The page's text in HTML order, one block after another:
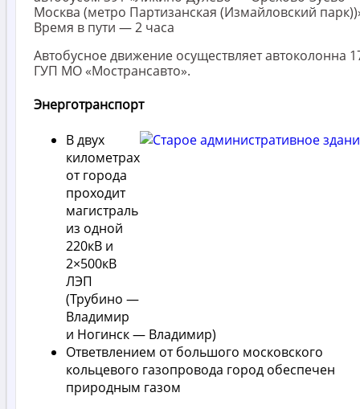
Москва (метро Партизанская (Измайловский
Время в пути — 2 часа
Автобусное движение осуществляет автоколонна
ГУП МО «Мострансавто».
Энерготранспорт
В двух
километрах
от города
проходит
магистраль
из одной
220кВ и
2×500кВ
ЛЭП
(Трубино —
Владимир
и Ногинск — Владимир)
Ответвлением от большого московского
кольцевого газопровода город обеспечен
природным газом